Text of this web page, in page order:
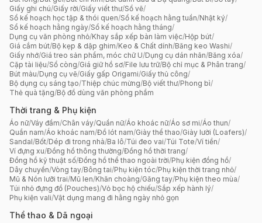
Giấy ghi chú/Giấy rời/Giấy viết thư/Sổ vẽ/
Sổ kế hoạch học tập & thói quen/Sổ kế hoạch hằng tuần/Nhật ký/
Sổ kế hoạch hằng ngày/Sổ kế hoạch hằng tháng/
Dụng cụ văn phòng nhỏ/Khay sắp xếp bàn làm việc/Hộp bút/
Giá cắm bút/Bộ kẹp & dập ghim/Keo & Chất dính/Băng keo Washi/
Giấy nhớ/Giá treo sản phẩm, móc chữ U/Dụng cụ dán nhãn/Băng xóa/
Cặp tài liệu/Sổ còng/Giá giữ hồ sơ/File lưu trữ/Bộ chỉ mục & Phân trang/
Bút màu/Dụng cụ vẽ/Giấy gấp Origami/Giấy thủ công/
Bộ dụng cụ sáng tạo/Thiệp chúc mừng/Bộ viết thư/Phong bì/
Thẻ quà tặng/Bộ đồ dùng văn phòng phẩm
Thời trang & Phụ kiện
Áo nữ/Váy đầm/Chân váy/Quần nữ/Áo khoác nữ/Áo sơ mi/Áo thun/
Quần nam/Áo khoác nam/Đồ lót nam/Giày thể thao/Giày lười (Loafers)/
Sandal/Bốt/Dép đi trong nhà/Ba lô/Túi đeo vai/Túi Tote/Ví tiền/
Ví đựng xu/Đồng hồ thông thường/Đồng hồ thời trang/
Đồng hồ kỹ thuật số/Đồng hồ thể thao ngoài trời/Phụ kiện đồng hồ/
Dây chuyền/Vòng tay/Bông tai/Phụ kiện tóc/Phụ kiện thời trang nhỏ/
Mũ & Nón lưỡi trai/Mũ len/Khăn choàng/Găng tay/Phụ kiện theo mùa/
Túi nhỏ đựng đồ (Pouches)/Vỏ bọc hộ chiếu/Sắp xếp hành lý/
Phụ kiện vali/Vật dụng mang đi hằng ngày nhỏ gọn
Thể thao & Dã ngoại